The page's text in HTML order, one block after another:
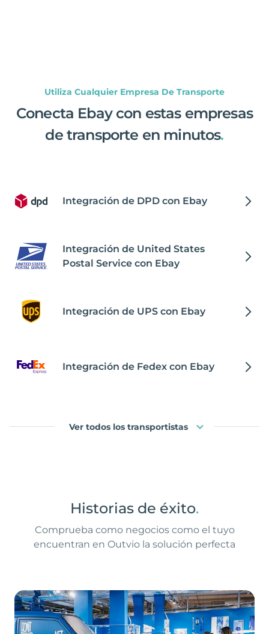
Utiliza Cualquier Empresa De Transporte
Conecta Ebay con estas empresas
de transporte en minutos.
Integración de DPD con Ebay
Integración de United States
Postal Service con Ebay
Integración de UPS con Ebay
Integración de Fedex con Ebay
Ver todos los transportistas
Historias de éxito.
Comprueba como negocios como el tuyo
encuentran en Outvio la solución perfecta